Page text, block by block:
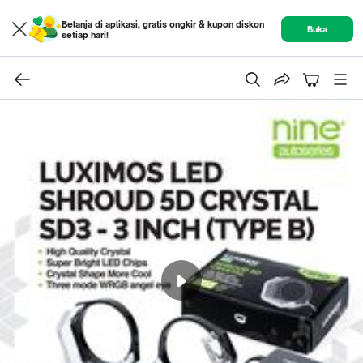
Belanja di aplikasi, gratis ongkir & kupon diskon
setiap hari!
Buka